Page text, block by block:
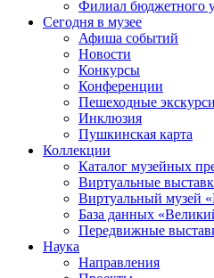
Филиал бюджетного
Сегодня в музее
Афиша событий
Новости
Конкурсы
Конференции
Пешеходные
Инклюзия
Пушкинская карта
Коллекции
Каталог музейных
Виртуальные
Виртуальный музей
База данных
Передвижные
Наука
Направления